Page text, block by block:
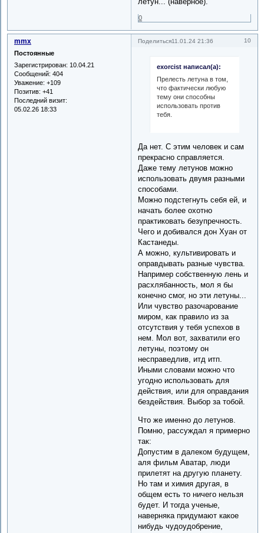
0
Поделиться 10
11.01.24 21:36
mmx
Постоянные
Зарегистрирован: 10.04.21
Сообщений: 404
Уважение: +109
Позитив: +41
Последний визит:
05.02.26 18:33
exorcist написал(а):
Прелесть летуна в том,
что фактически любую
тему они способны
использовать против
тебя.
Да нет. С этим человек и сам
прекрасно справляется.
Даже тему летунов можно
использовать двумя разными
способами.
Можно подстегнуть себя ей, и
начать более охотно
практиковать безупречность.
Чего и добивался дон Хуан от
Кастанеды.
А можно, культивировать и
оправдывать разные чувства.
Например собственную лень и
расхлябанность, мол я бы
конечно смог, но эти летуны...
Или чувство разочарование
миром, как правило из за
отсутствия у тебя успехов в
нем. Мол вот, захватили его
летуны, поэтому он
несправедлив, итд итп.
Иными словами можно что
угодно использовать для
действия, или для оправдания
бездействия. Выбор за тобой.
Что же именно до летунов.
Помню, рассуждал я примерно
так:
Допустим в далеком будущем,
аля фильм Аватар, люди
прилетят на другую планету.
Но там и химия другая, в
общем есть то ничего нельзя
будет. И тогда ученые,
наверняка придумают какое
нибудь чудоудобрение,